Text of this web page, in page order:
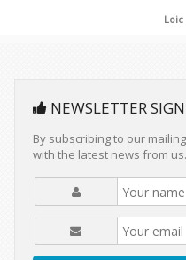
Loic
NEWSLETTER
By subscribing to our
with the latest news from us.